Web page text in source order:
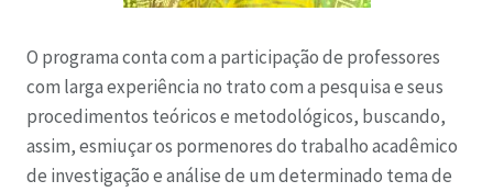
O programa conta com a participação de professores
com larga experiência no trato com a pesquisa e seus
procedimentos teóricos e metodológicos, buscando,
assim, esmiuçar os pormenores do trabalho acadêmico
de investigação e análise de um determinado tema de